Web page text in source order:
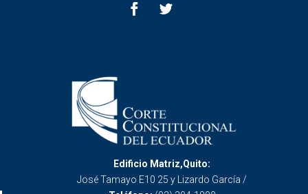
Edificio Matriz,Quito:
José Tamayo E10 25 y Lizardo García /